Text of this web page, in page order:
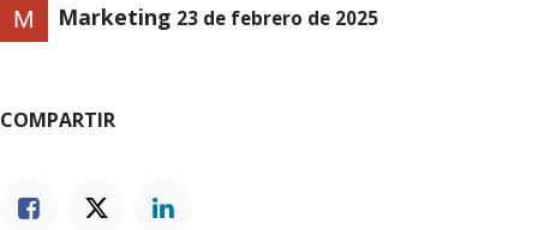
Marketing 23 de febrero de 2025
COMPARTIR